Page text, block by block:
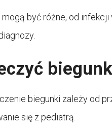
być różne, od
biegunki zależy od
się z pediatrą.